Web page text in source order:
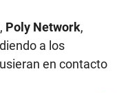
Poly Network,
a los
en contacto